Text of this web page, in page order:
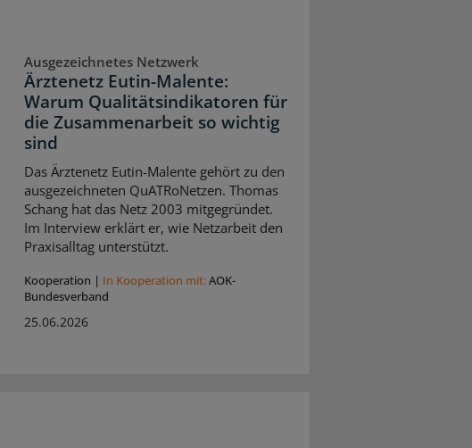
Ausgezeichnetes Netzwerk
Ärztenetz Eutin-Malente:
Warum Qualitätsindikatoren für
die Zusammenarbeit so wichtig
sind
Das Ärztenetz Eutin-Malente gehört zu den
ausgezeichneten QuATRoNetzen. Thomas
Schang hat das Netz 2003 mitgegründet.
Im Interview erklärt er, wie Netzarbeit den
Praxisalltag unterstützt.
Kooperation | In Kooperation mit:AOK-
Bundesverband
25.06.2026